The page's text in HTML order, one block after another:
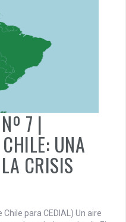
7 |
UNA
CRISIS
para CEDIAL) Un aire